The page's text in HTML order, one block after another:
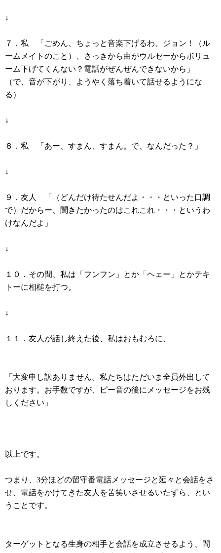
↓
７．私 「ごめん、ちょっと音楽下げるわ。ジョン！（ル
ームメイトのこと）、さっきから曲がウルセーからボリュ
ーム下げてくんない？電話がぜんぜんできないから」
（で、音が下がり、ようやく落ち着いて話せるようにな
る）
↓
８．私 「あー、すまん、すまん。で、なんだった？」
↓
９．友人 「（どんだけ待たせんだよ・・・といった口調
で）だからー、聞きたかったのはこれこれ・・・というわ
けなんだよ」
↓
１０．その間、私は「フンフン」とか「ヘェー」とかテキ
トーに相槌を打つ。
↓
１１．友人が話し終えた後、私はおもむろに、
「大変申し訳ありません。私たちはただいま全員外出して
おります。お手数ですが、ピー音の後にメッセージをお残
しください」
以上です。
つまり、3分ほどの留守番電話メッセージと延々と会話をさ
せ、電話をかけてきた友人を苦笑いさせるいたずら、とい
うことです。
ターゲットとなる生身の相手と会話を成立させるよう、間